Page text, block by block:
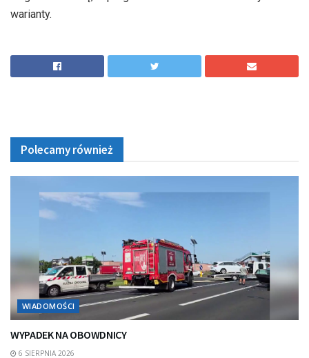
warianty.
Polecamy również
WIADOMOŚCI
WYPADEK NA OBOWDNICY
6 SIERPNIA 2026